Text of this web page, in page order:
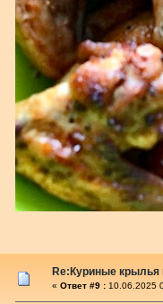
Re:Куриные крылья
« Ответ #9 : 10.06.2025